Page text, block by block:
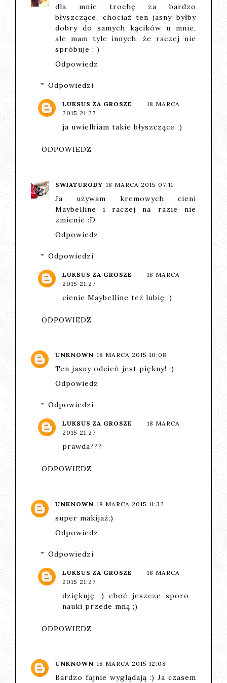
dla mnie trochę za bardzo
błyszczące, chociaż ten jasny byłby
dobry do samych kącików u mnie,
ale mam tyle innych, że raczej nie
spróbuje : )
Odpowiedz
Odpowiedzi
LUKSUS ZA GROSZE
18 MARCA
2015 21:27
ja uwielbiam takie błyszczące ;)
ODPOWIEDZ
SWIATURODY 18 MARCA 2015 07:11
Ja używam kremowych cieni
Maybelline i raczej na razie nie
zmienie :D
Odpowiedz
Odpowiedzi
LUKSUS ZA GROSZE
18 MARCA
2015 21:27
cienie Maybelline też lubię ;)
ODPOWIEDZ
UNKNOWN 18 MARCA 2015 10:08
Ten jasny odcień jest piękny! :)
Odpowiedz
Odpowiedzi
LUKSUS ZA GROSZE
18 MARCA
2015 21:27
prawda???
ODPOWIEDZ
UNKNOWN 18 MARCA 2015 11:32
super makijaż;)
Odpowiedz
Odpowiedzi
LUKSUS ZA GROSZE
18 MARCA
2015 21:27
dziękuję ;) choć jeszcze sporo
nauki przede mną ;)
ODPOWIEDZ
UNKNOWN 18 MARCA 2015 12:08
Bardzo fajnie wyglądają :) Ja czasem